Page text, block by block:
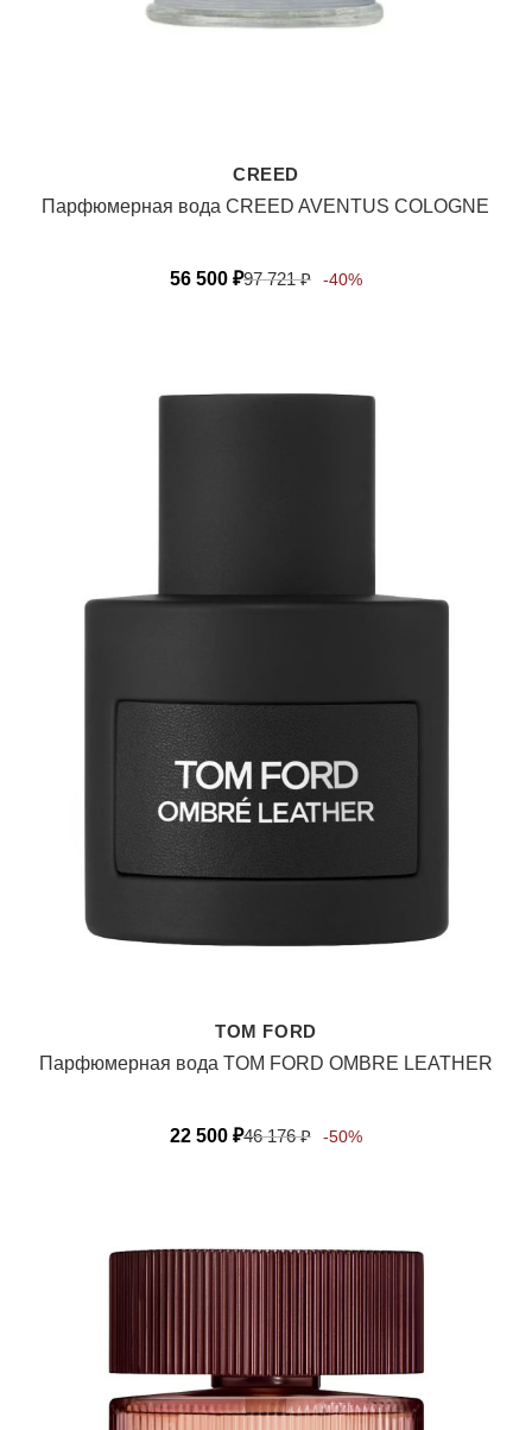
CREED
Парфюмерная вода CREED AVENTUS COLOGNE
56 500 ₽97 721₽ -40%
TOM FORD
Парфюмерная вода TOM FORD OMBRE LEATHER
22 500 ₽46 176₽ -50%